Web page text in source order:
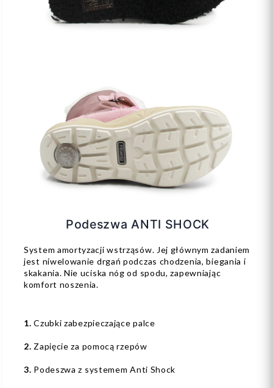
Podeszwa ANTI SHOCK
System amortyzacji wstrząsów. Jej głównym zadaniem
jest niwelowanie drgań podczas chodzenia, biegania i
skakania. Nie uciska nóg od spodu, zapewniając
komfort noszenia.
1.Czubki zabezpieczające palce
2.Zapięcie za pomocą rzepów
3. Podeszwa z systemem Anti Shock